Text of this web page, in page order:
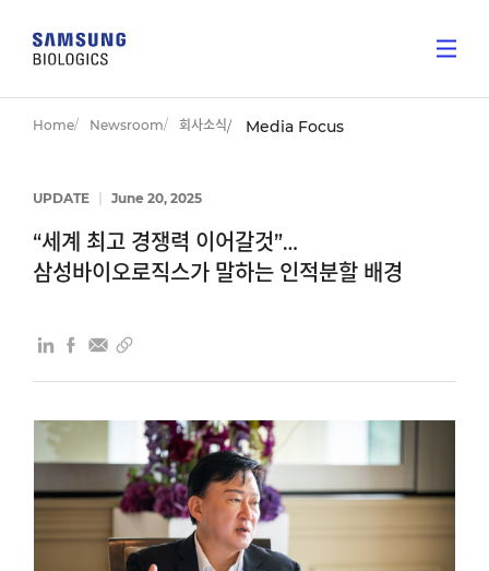
Home Newsroom 회사소식 Media Focus
UPDATE June 20, 2025
“세계 최고 경쟁력 이어갈것”…
삼성바이오로직스가 말하는 인적분할 배경